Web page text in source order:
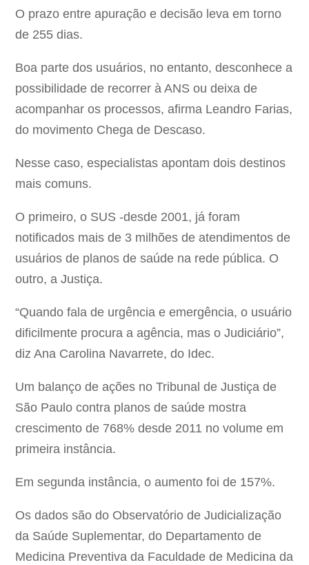
O prazo entre apuração e decisão leva em torno
de 255 dias.
Boa parte dos usuários, no entanto, desconhece a
possibilidade de recorrer à ANS ou deixa de
acompanhar os processos, afirma Leandro Farias,
do movimento Chega de Descaso.
Nesse caso, especialistas apontam dois destinos
mais comuns.
O primeiro, o SUS -desde 2001, já foram
notificados mais de 3 milhões de atendimentos de
usuários de planos de saúde na rede pública. O
outro, a Justiça.
“Quando fala de urgência e emergência, o usuário
dificilmente procura a agência, mas o Judiciário”,
diz Ana Carolina Navarrete, do Idec.
Um balanço de ações no Tribunal de Justiça de
São Paulo contra planos de saúde mostra
crescimento de 768% desde 2011 no volume em
primeira instância.
Em segunda instância, o aumento foi de 157%.
Os dados são do Observatório de Judicialização
da Saúde Suplementar, do Departamento de
Medicina Preventiva da Faculdade de Medicina da